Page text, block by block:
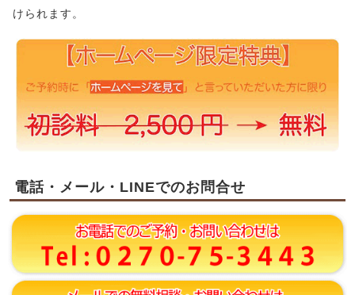
けられます。
電話・メール・LINEでのお問合せ